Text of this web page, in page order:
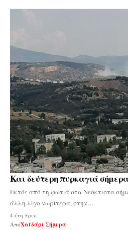
Και δεύτερη πυρκαγιά
Εκτός από τη φωτιά στα Νεόκτιστα
άλλη λίγο νωρίτερα, στην…
4 έτη πριν
ΑπόΧαϊδάρι Σήμερα